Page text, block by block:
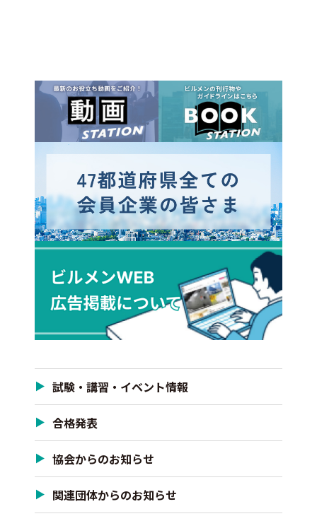
試験・講習・イベント情報
合格発表
協会からのお知らせ
関連団体からのお知らせ